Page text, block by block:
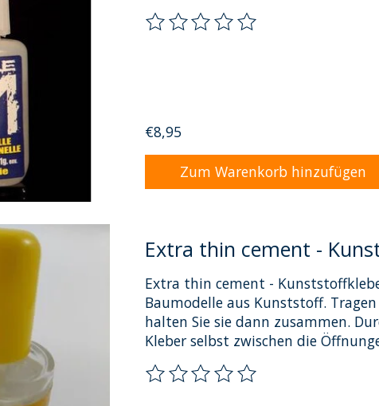
Die Bewertung dieses Produkts ist
€8,95
Zum Warenkorb hinzufügen
Extra thin cement -
Extra thin cement -
Baumodelle aus Kunststoff.
halten Sie sie dann zusammen.
Kleber selbst zwischen die
Die Bewertung dieses Produkts ist